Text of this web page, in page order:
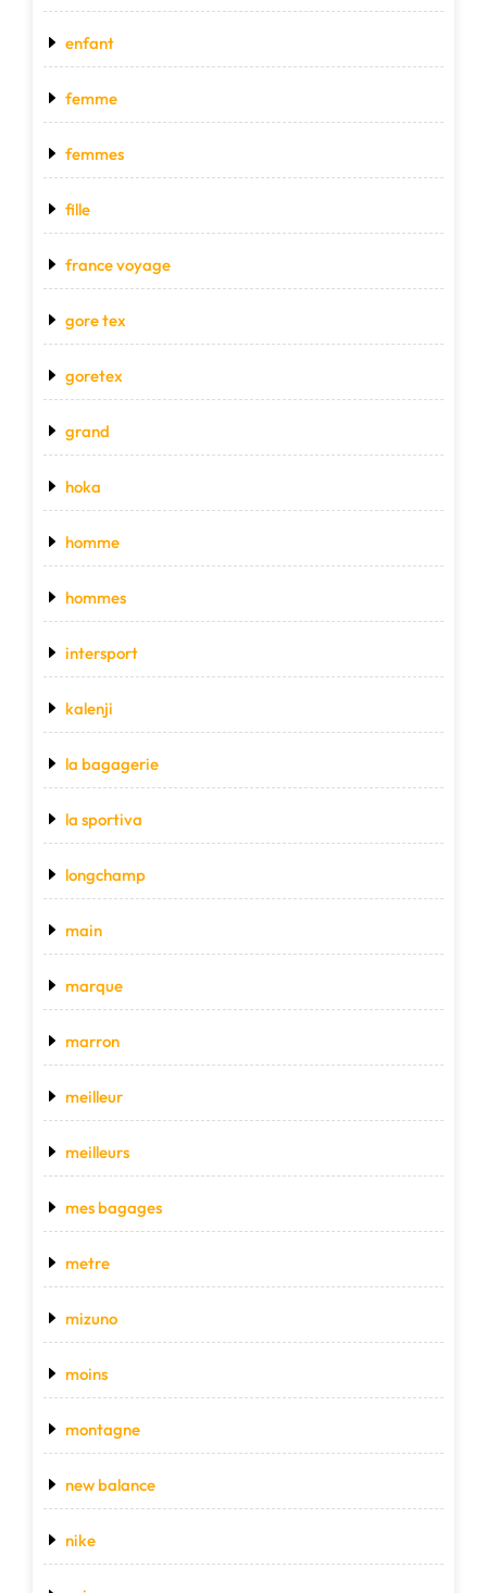
enfant
femme
femmes
fille
france voyage
gore tex
goretex
grand
hoka
homme
hommes
intersport
kalenji
la bagagerie
la sportiva
longchamp
main
marque
marron
meilleur
meilleurs
mes bagages
metre
mizuno
moins
montagne
new balance
nike